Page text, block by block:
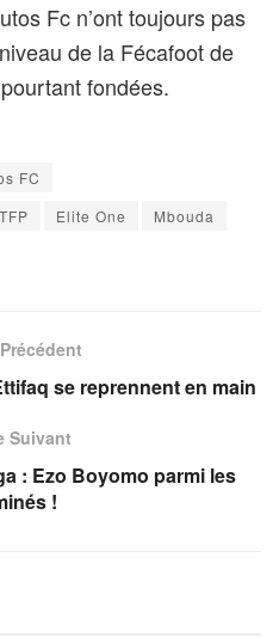
Fc n’ont toujours pas
de la Fécafoot de
fondées.
FC
Elite One
Mbouda
se reprennent en main
Suivant
: Ezo Boyomo parmi les
!